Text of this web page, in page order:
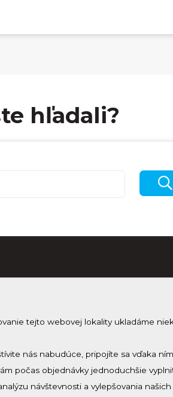
hľadali?
Zmeniť nastavenie cookies
tejto webovej lokality ukladáme
nás nabudúce, pripojíte sa vďaka
počas objednávky jednoduchšie
návštevnosti a vylepšovania